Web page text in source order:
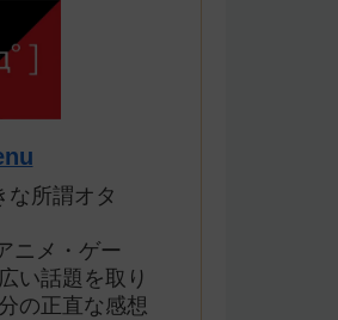
な所謂オタ
ニメ・ゲー
い話題を取り
の正直な感想